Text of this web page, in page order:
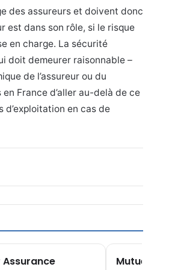
des assureurs et doivent donc
est dans son rôle, si le risque
en charge. La sécurité
doit demeurer raisonnable –
de l’assureur ou du
France d’aller au-delà de ce
en cas de
Mutuelle.fr